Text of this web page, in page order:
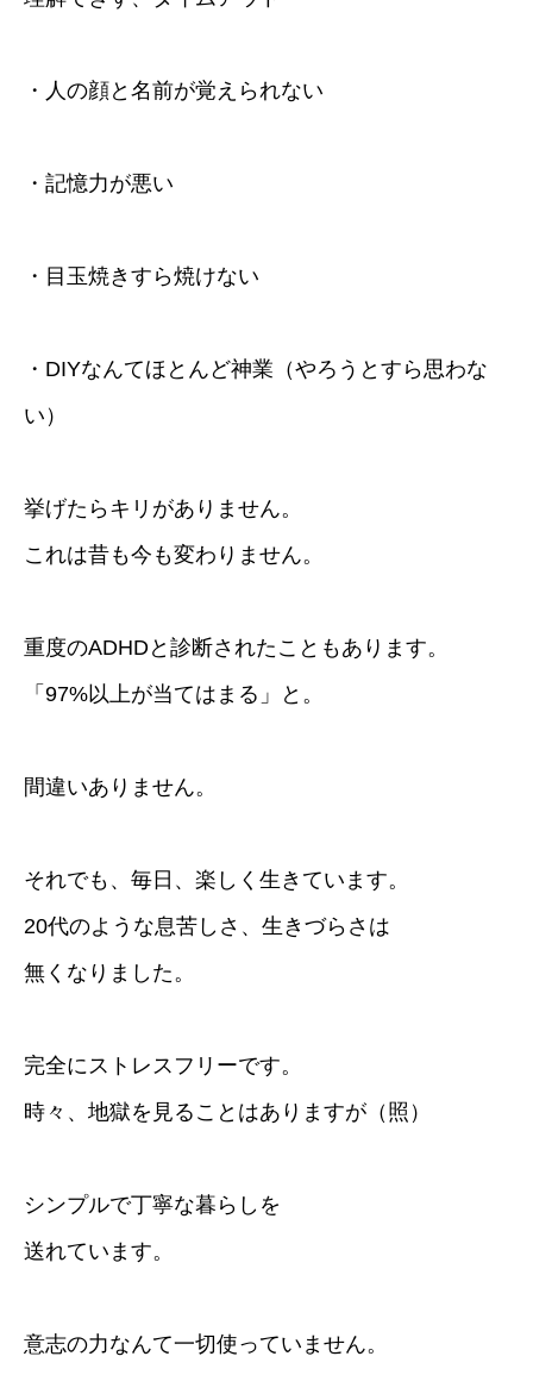
・人の顔と名前が覚えられない
・記憶力が悪い
・目玉焼きすら焼けない
・DIYなんてほとんど神業（やろうとすら思わな
い）
挙げたらキリがありません。
これは昔も今も変わりません。
重度のADHDと診断されたこともあります。
「97%以上が当てはまる」と。
間違いありません。
それでも、毎日、楽しく生きています。
20代のような息苦しさ、生きづらさは
無くなりました。
完全にストレスフリーです。
時々、地獄を見ることはありますが（照）
シンプルで丁寧な暮らしを
送れています。
意志の力なんて一切使っていません。